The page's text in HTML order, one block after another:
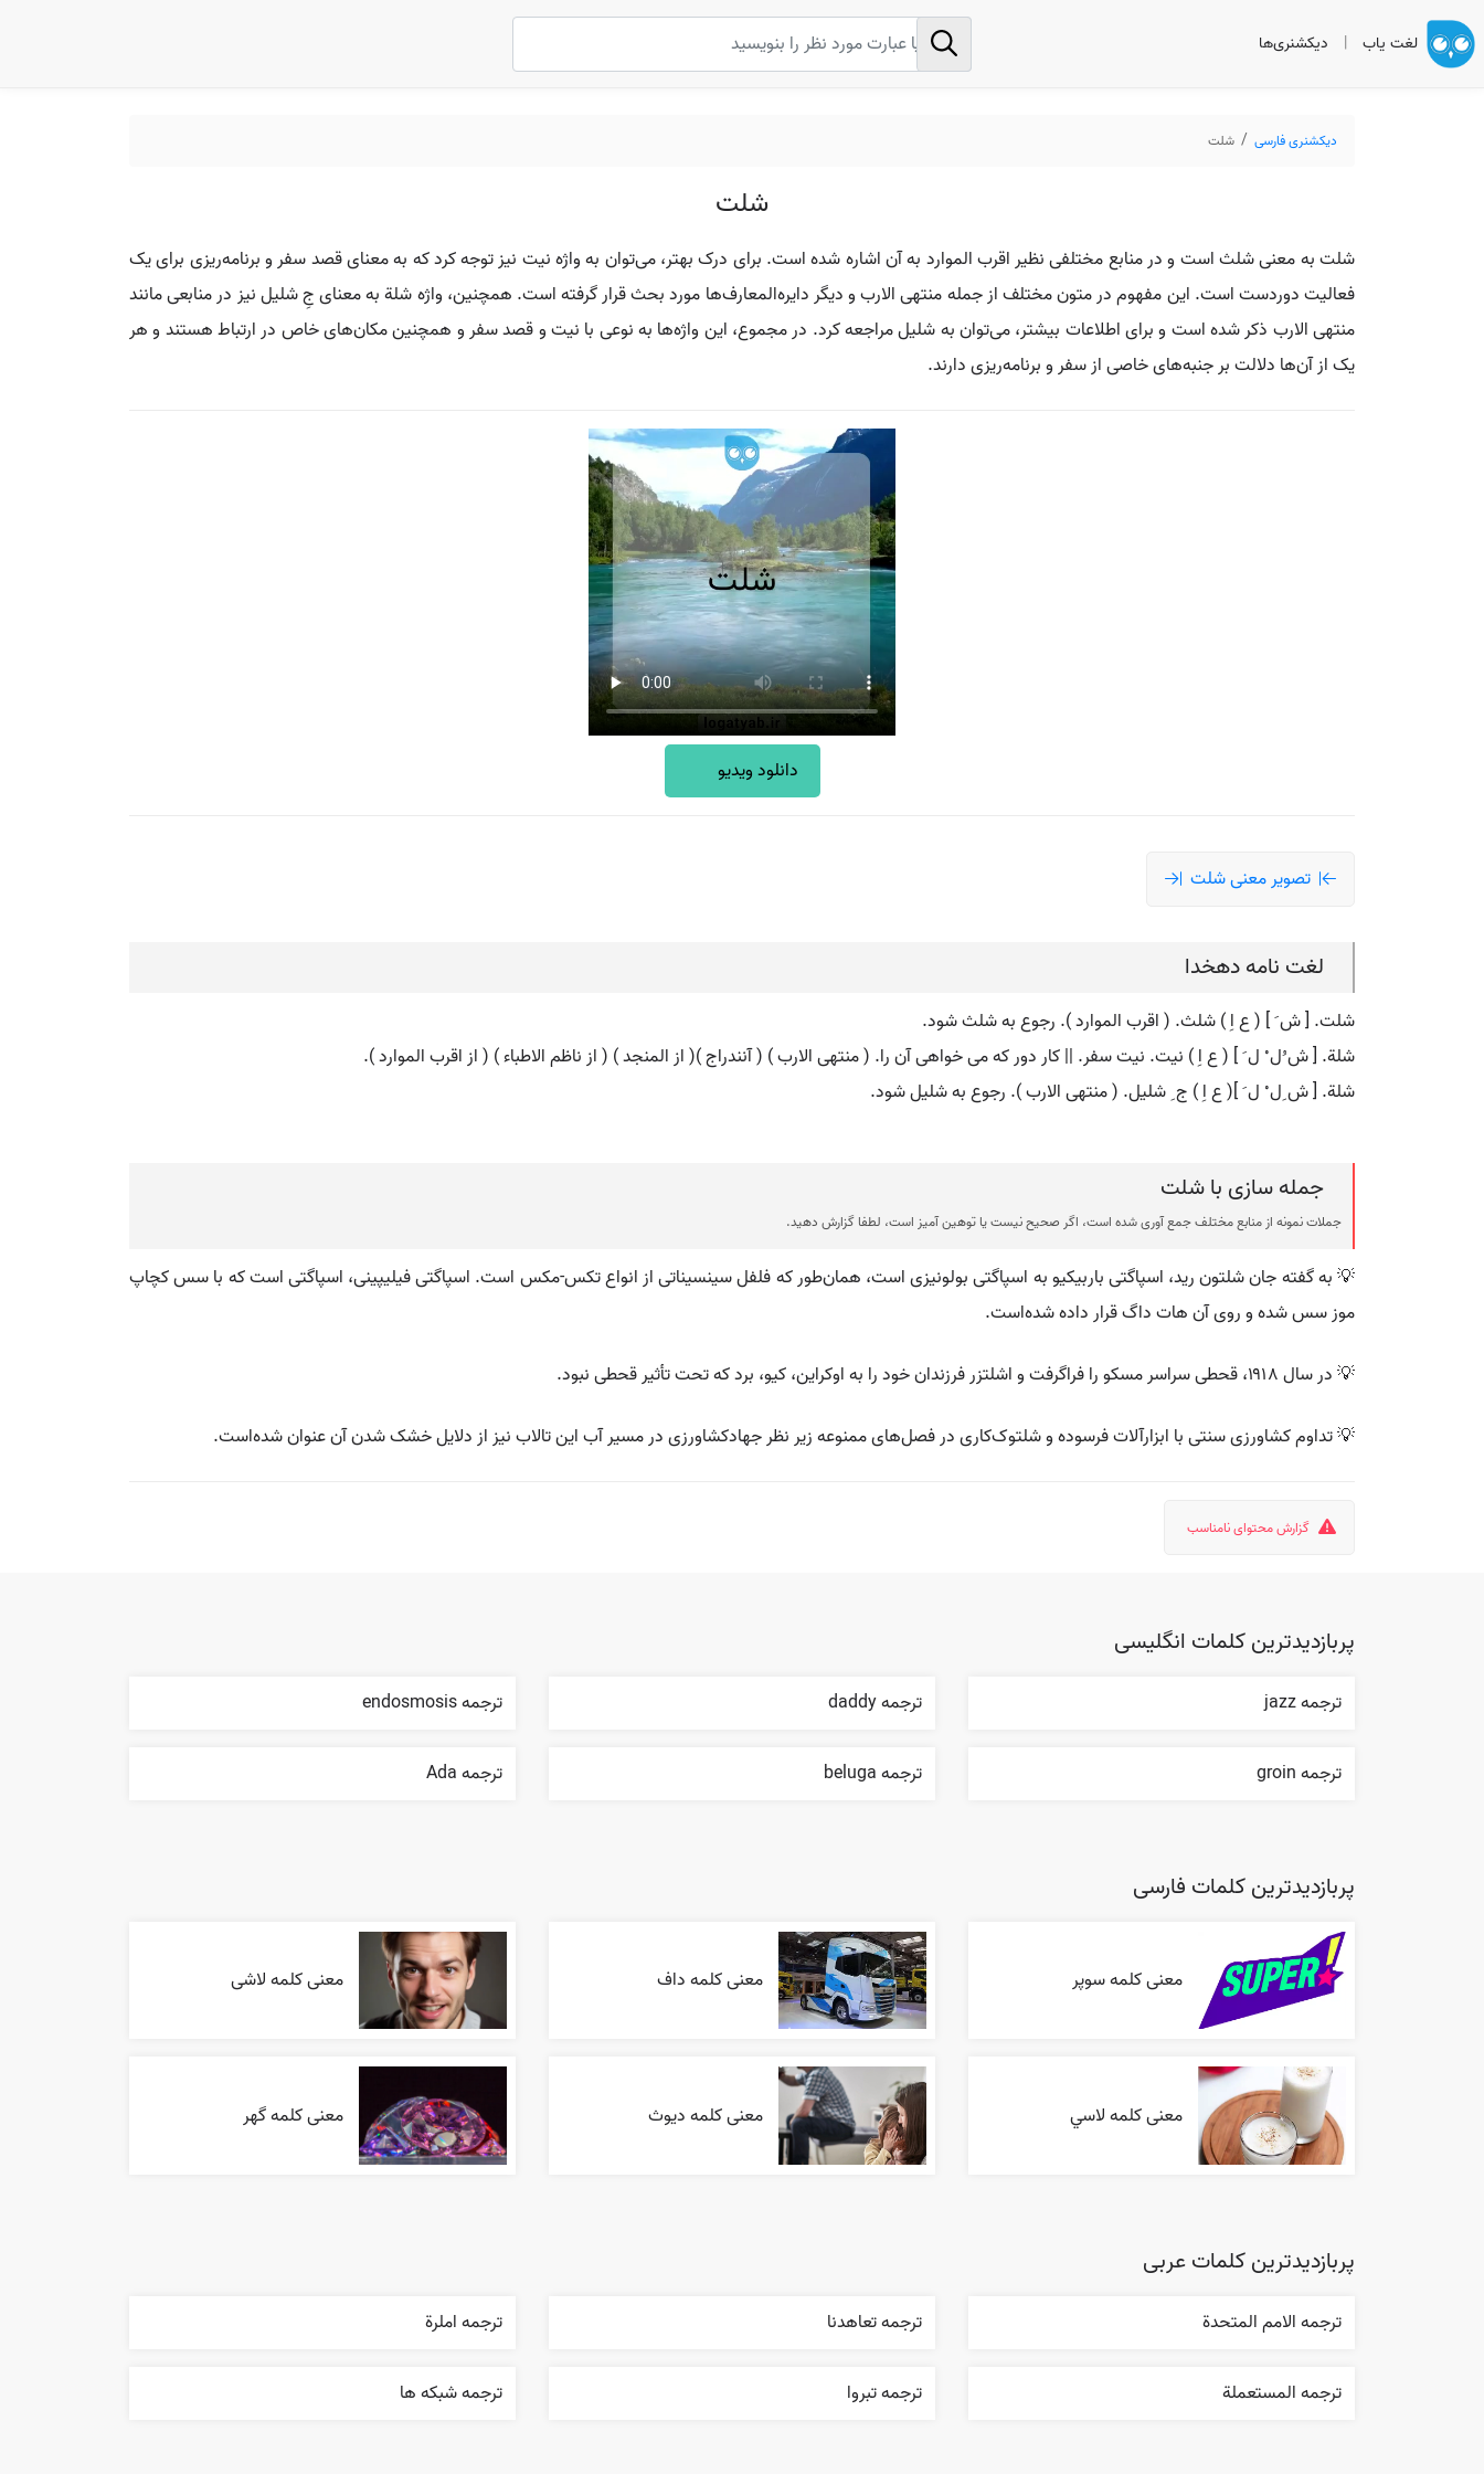
لغت یاب | دیکشنری‌ها
دیکشنری فارسی شلت
شلت
شلت به معنی شلث است و در منابع مختلفی نظیر اقرب الموارد به آن اشاره شده است. برای درک بهتر، می‌توان به واژه نیت نیز توجه کرد که به معنای قصد سفر و برنامه‌ریزی برای یک
فعالیت دوردست است. این مفهوم در متون مختلف از جمله منتهی الارب و دیگر دایره‌المعارف‌ها مورد بحث قرار گرفته است. همچنین، واژه شلة به معنای جِ شلیل نیز در منابعی مانند
منتهی الارب ذکر شده است و برای اطلاعات بیشتر، می‌توان به شلیل مراجعه کرد. در مجموع، این واژه‌ها به نوعی با نیت و قصد سفر و همچنین مکان‌های خاص در ارتباط هستند و هر
یک از آن‌ها دلالت بر جنبه‌های خاصی از سفر و برنامه‌ریزی دارند.
دانلود ویدیو
تصویر معنی شلت
لغت نامه دهخدا
شلت. [ ش َ ] ( ع اِ ) شلث. ( اقرب الموارد ). رجوع به شلث شود.
شلة. [ ش ُل ْ ل َ ] ( ع اِ ) نیت. نیت سفر. || کار دور که می خواهی آن را. ( منتهی الارب ) ( آنندراج )( از المنجد ) ( از ناظم الاطباء ) ( از اقرب الموارد ).
شلة. [ ش ِل ْ ل َ ]( ع اِ ) ج ِ شلیل. ( منتهی الارب ). رجوع به شلیل شود.
جمله سازی با شلت
جملات نمونه از منابع مختلف جمع آوری شده است، اگر صحیح نیست یا توهین آمیز است، لطفا گزارش دهید.
💡 به گفته جان شلتون رید، اسپاگتی باربیکیو به اسپاگتی بولونیزی است، همان‌طور که فلفل سینسیناتی از انواع تکس-مکس است. اسپاگتی فیلیپینی، اسپاگتی است که با سس کچاپ
موز سس شده و روی آن هات داگ قرار داده شده‌است.
💡 در سال ۱۹۱۸، قحطی سراسر مسکو را فراگرفت و اشلتزر فرزندان خود را به اوکراین، کیو، برد که تحت تأثیر قحطی نبود.
💡 تداوم کشاورزی سنتی با ابزارآلات فرسوده و شلتوک‌کاری در فصل‌های ممنوعه زیر نظر جهادکشاورزی در مسیر آب این تالاب نیز از دلایل خشک شدن آن عنوان شده‌است.
گزارش محتوای نامناسب
پربازدیدترین کلمات انگلیسی
ترجمه jazz ترجمه daddy ترجمه endosmosis
ترجمه groin ترجمه beluga ترجمه Ada
پربازدیدترین کلمات فارسی
معنی کلمه سوپر معنی کلمه داف معنی کلمه لاشی
معنی کلمه لاسي معنی کلمه دیوث معنی کلمه گهر
پربازدیدترین کلمات عربی
ترجمه الامم المتحدة ترجمه تعاهدنا ترجمه املرة
ترجمه المستعملة ترجمه تبروا ترجمه شبکه ها